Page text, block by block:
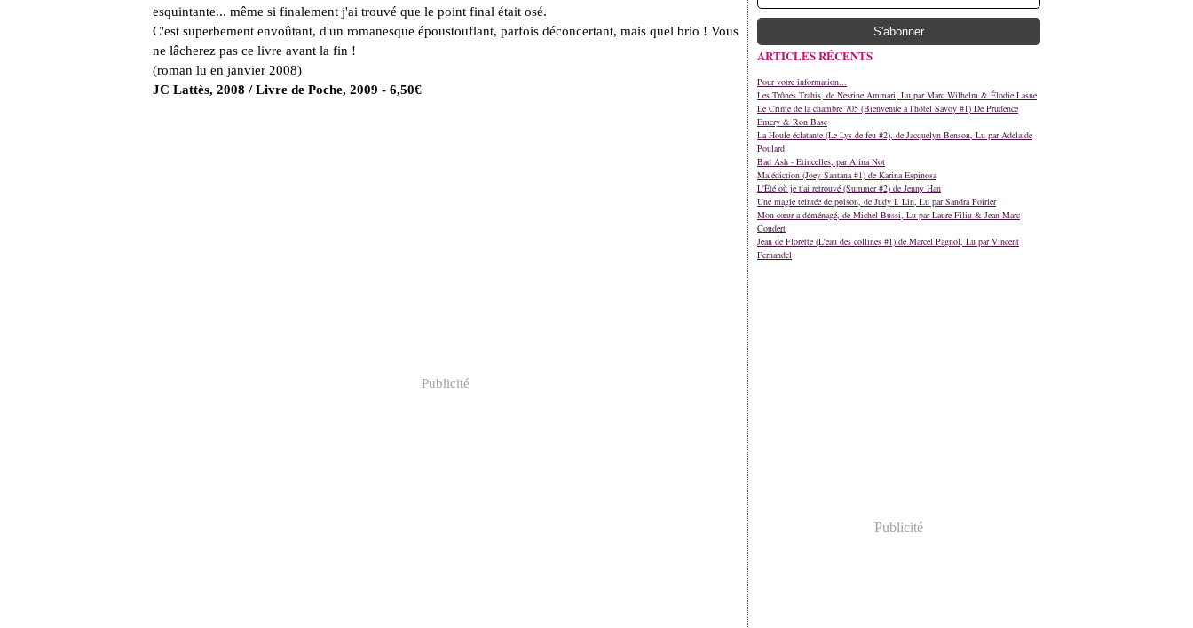
esquintante... même si finalement j'ai trouvé que le point final était osé.
C'est superbement envoûtant, d'un romanesque époustouflant, parfois déconcertant, mais quel brio ! Vous
ne lâcherez pas ce livre avant la fin !
(roman lu en janvier 2008)
JC Lattès, 2008 / Livre de Poche, 2009 - 6,50€
Publicité
ARTICLES RÉCENTS
Pour votre information...
Les Trônes Trahis, de Nesrine Ammari, Lu par Marc Wilhelm & Élodie Lasne
Le Crime de la chambre 705 (Bienvenue à l'hôtel Savoy #1) De Prudence
Emery & Ron Base
La Houle éclatante (Le Lys de feu #2), de Jacquelyn Benson, Lu par Adelaide
Poulard
Bad Ash - Etincelles, par Alina Not
Malédiction (Joey Santana #1) de Karina Espinosa
L'Été où je t'ai retrouvé (Summer #2) de Jenny Han
Une magie teintée de poison, de Judy I. Lin, Lu par Sandra Poirier
Mon cœur a déménagé, de Michel Bussi, Lu par Laure Filiu & Jean-Marc
Coudert
Jean de Florette (L'eau des collines #1) de Marcel Pagnol, Lu par Vincent
Fernandel
Publicité